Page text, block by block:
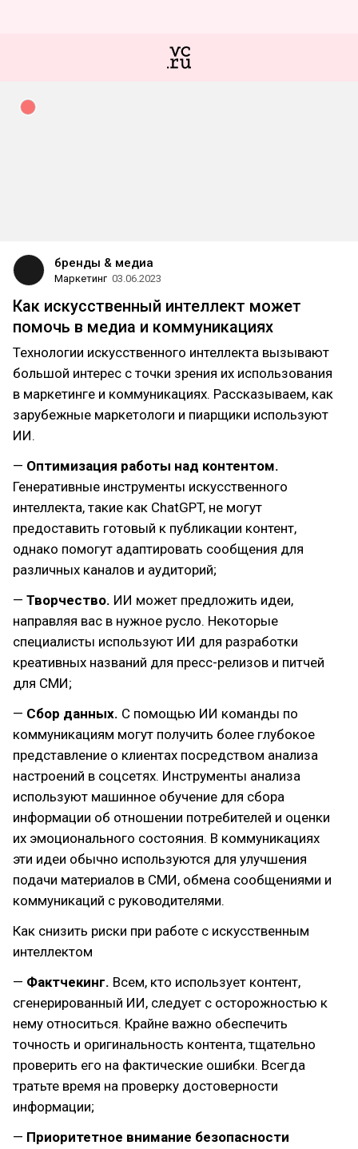
бренды & медиа
Маркетинг 03.06.2023
Как искусственный интеллект может
помочь в медиа и коммуникациях
Технологии искусственного интеллекта вызывают
большой интерес с точки зрения их использования
в маркетинге и коммуникациях. Рассказываем, как
зарубежные маркетологи и пиарщики используют
ИИ.
— Оптимизация работы над контентом.
Генеративные инструменты искусственного
интеллекта, такие как ChatGPT, не могут
предоставить готовый к публикации контент,
однако помогут адаптировать сообщения для
различных каналов и аудиторий;
— Творчество. ИИ может предложить идеи,
направляя вас в нужное русло. Некоторые
специалисты используют ИИ для разработки
креативных названий для пресс-релизов и питчей
для СМИ;
— Сбор данных. С помощью ИИ команды по
коммуникациям могут получить более глубокое
представление о клиентах посредством анализа
настроений в соцсетях. Инструменты анализа
используют машинное обучение для сбора
информации об отношении потребителей и оценки
их эмоционального состояния. В коммуникациях
эти идеи обычно используются для улучшения
подачи материалов в СМИ, обмена сообщениями и
коммуникаций с руководителями.
Как снизить риски при работе с искусственным
интеллектом
— Фактчекинг. Всем, кто использует контент,
сгенерированный ИИ, следует с осторожностью к
нему относиться. Крайне важно обеспечить
точность и оригинальность контента, тщательно
проверить его на фактические ошибки. Всегда
тратьте время на проверку достоверности
информации;
— Приоритетное внимание безопасности